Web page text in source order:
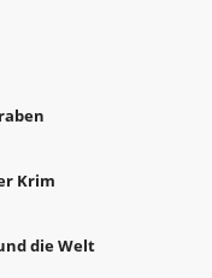
Krim
die Welt